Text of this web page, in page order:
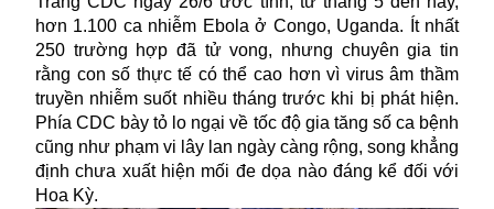
hơn 1.100 ca nhiễm Ebolaở Congo, Uganda. Ít nhất
250 trường hợp đã tử vong, nhưng chuyên gia tin
rằng con số thực tế có thể cao hơn vì virus âm thầm
truyền nhiễm suốt nhiều tháng trước khi bị phát hiện.
Phía CDC bày tỏ lo ngại về tốc độ gia tăng số ca bệnh
cũng như phạm vi lây lan ngày càng rộng, song khẳng
định chưa xuất hiện mối đe dọa nào đáng kể đối với
Hoa Kỳ.